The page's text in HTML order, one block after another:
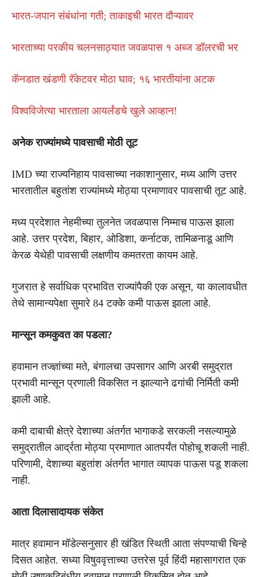
भारत-जपान संबंधांना गती; ताकाइची भारत दौऱ्यावर
भारताच्या परकीय चलनसाठ्यात जवळपास १ अब्ज डॉलरची भर
कॅनडात खंडणी रॅकेटवर मोठा घाव; १६ भारतीयांना अटक
विश्वविजेत्या भारताला आयर्लंडचे खुले आव्हान!
अनेक राज्यांमध्ये पावसाची मोठी तूट
IMD च्या राज्यनिहाय पावसाच्या नकाशानुसार, मध्य आणि उत्तर
भारतातील बहुतांश राज्यांमध्ये मोठ्या प्रमाणावर पावसाची तूट आहे.
मध्य प्रदेशात नेहमीच्या तुलनेत जवळपास निम्माच पाऊस झाला
आहे. उत्तर प्रदेश, बिहार, ओडिशा, कर्नाटक, तामिळनाडू आणि
केरळ येथेही पावसाची लक्षणीय कमतरता कायम आहे.
गुजरात हे सर्वाधिक प्रभावित राज्यांपैकी एक असून, या कालावधीत
तेथे सामान्यपेक्षा सुमारे 84 टक्के कमी पाऊस झाला आहे.
मान्सून कमकुवत का पडला?
हवामान तज्ज्ञांच्या मते, बंगालचा उपसागर आणि अरबी समुद्रात
प्रभावी मान्सून प्रणाली विकसित न झाल्याने ढगांची निर्मिती कमी
झाली आहे.
कमी दाबाची क्षेत्रे देशाच्या अंतर्गत भागाकडे सरकली नसल्यामुळे
समुद्रातील आर्द्रता मोठ्या प्रमाणात आतपर्यंत पोहोचू शकली नाही.
परिणामी, देशाच्या बहुतांश अंतर्गत भागात व्यापक पाऊस पडू शकला
नाही.
आता दिलासादायक संकेत
मात्र हवामान मॉडेल्सनुसार ही खंडित स्थिती आता संपण्याची चिन्हे
दिसत आहेत. सध्या विषुववृत्ताच्या उत्तरेस पूर्व हिंदी महासागरात एक